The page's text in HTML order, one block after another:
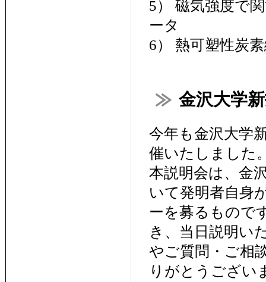
5） 磁気強度で
ータ
6） 熱可塑性炭
金沢大学
今年も金沢大学
催いたしました
本説明会は、金
いて発明者自身
ーを募るもので
き、当日説明い
やご質問・ご相
りがとうござい